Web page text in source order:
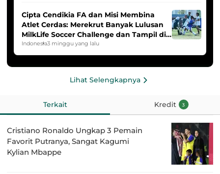
Cipta Cendikia FA dan Misi Membina
Atlet Cerdas: Merekrut Banyak Lulusan
MilkLife Soccer Challenge dan Tampil di
HYDROPLUS Soccer League
Indonesia3 minggu yang lalu
Lihat Selengkapnya
Terkait Kredit 3
Cristiano Ronaldo Ungkap 3 Pemain
Favorit Putranya, Sangat Kagumi
Kylian Mbappe